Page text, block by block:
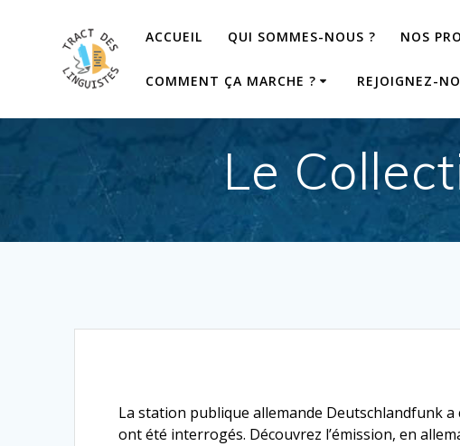
ACCUEIL QUI SOMMES-NOUS ? NOS
COMMENT ÇA MARCHE ? REJOIGNEZ-
Le
La station publique allemande Deutschlandfunk a
ont été interrogés. Découvrez l’émission, en